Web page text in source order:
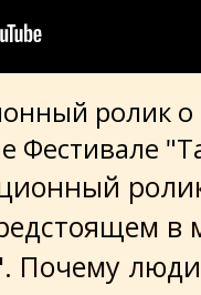
ролик о
Фестивале
в
Почему